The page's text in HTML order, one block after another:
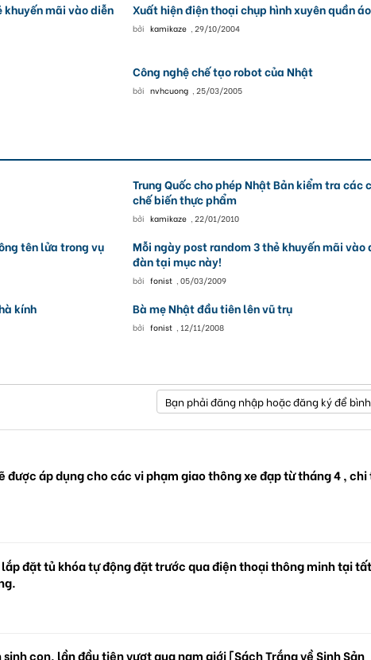
mãi vào diễn
Xuất hiện điện thoại chụp hình xuyên quần áo
bởi kamikaze , 29/10/2004
Công nghệ chế tạo robot của Nhật
bởi nvhcuong , 25/03/2005
Trung Quốc cho phép Nhật Bản kiểm tra các
chế biến thực phẩm
bởi kamikaze , 22/01/2010
tên lửa trong vụ
Mỗi ngày post random 3 thẻ khuyến mãi vào
đàn tại mục này!
bởi fonist , 05/03/2009
kính Bà mẹ Nhật đầu tiên lên vũ trụ
bởi fonist , 12/11/2008
Bạn phải đăng nhập hoặc đăng ký để
được áp dụng cho các vi phạm giao thông xe đạp từ tháng 4 ,
đặt tủ khóa tự động đặt trước qua điện thoại thông minh tại
con, lần đầu tiên vượt qua nam giới [Sách Trắng về Sinh Sản